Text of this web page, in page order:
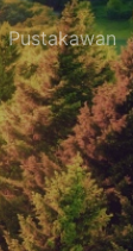
Pustakawan